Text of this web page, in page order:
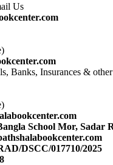
Us
Banks, Insurances &
School Mor, Sadar
DSCC/017710/2025